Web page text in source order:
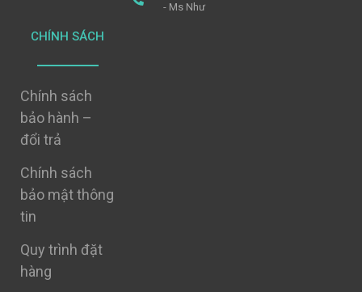
CHÍNH SÁCH
Chính sách
bảo hành –
đổi trả
Chính sách
bảo mật thông
tin
Quy trình đặt
hàng
- Ms Như